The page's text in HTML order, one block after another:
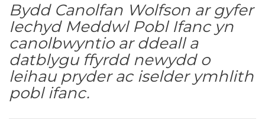
Bydd Canolfan Wolfson ar gyfer
Iechyd Meddwl Pobl Ifanc yn
canolbwyntio ar ddeall a
datblygu ffyrdd newydd o
leihau pryder ac iselder ymhlith
pobl ifanc.